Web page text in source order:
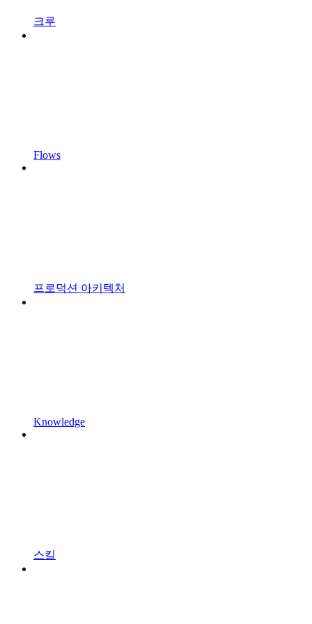
크루
Flows
프로덕션 아키텍처
Knowledge
스킬